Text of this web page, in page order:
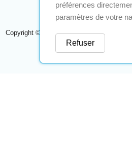
Copyright © 2026 A2S Atex. Tous droits
préférences
paramètres de votre
Refuser